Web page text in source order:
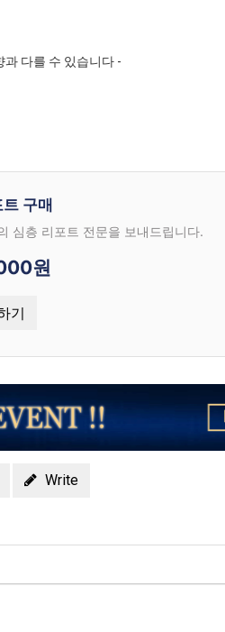
다를 수 있습니다 -
구매
심층 리포트 전문을 보내드립니다.
원
기
Write